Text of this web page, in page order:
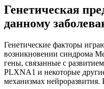
Генетическая
данному
Генетические факторы
возникновении синдрома
гены, связанные с
PLXNA1 и некоторые
механизмах нейроразвития.